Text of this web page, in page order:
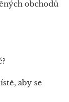
obchodů
aby se